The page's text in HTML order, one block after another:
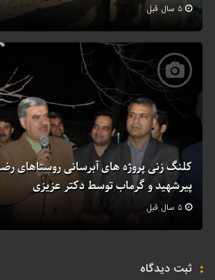
۵ سال قبل
کلنگ زنی پروژه های آبرسانی روستاهای
پیرشهید و گرماب توسط دکتر عزیزی
۵ سال قبل
ثبت دیدگاه